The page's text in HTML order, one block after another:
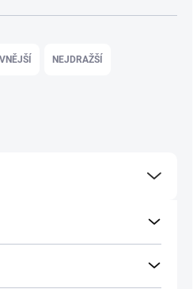
NEJDRAŽŠÍ